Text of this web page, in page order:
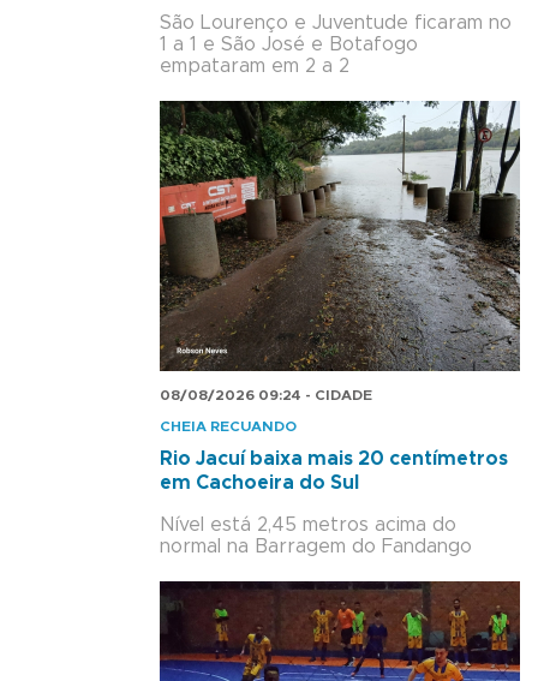
São Lourenço e Juventude ficaram no
1 a 1 e São José e Botafogo
empataram em 2 a 2
08/08/2026 09:24 - CIDADE
CHEIA RECUANDO
Rio Jacuí baixa mais 20 centímetros
em Cachoeira do Sul
Nível está 2,45 metros acima do
normal na Barragem do Fandango